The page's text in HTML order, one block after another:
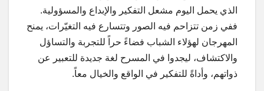
الذي يحمل اليوم مشعل التفكير والإبداع والمسؤولية.
ففي زمن تتزاحم فيه الصور وتتسارع فيه التغيّرات، يمنح
المهرجان لهؤلاء الشباب فضاءً حراً للتجربة والتساؤل
والاكتشاف، ليجدوا في المسرح لغة جديدة للتعبير عن
ذواتهم، وأداةً للتفكير في الواقع والخيال معاً.